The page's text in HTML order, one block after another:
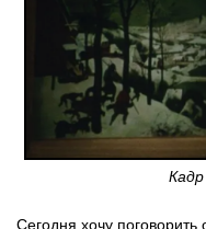
Сегодня хочу поговорить